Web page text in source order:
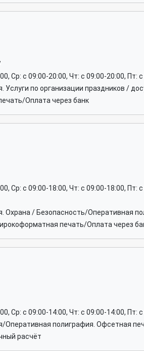
Ср: c 09:00-20:00, Чт: c 09:00-20:00, Пт:
Услуги по организации праздников /
Оплата через банк
Ср: c 09:00-18:00, Чт: c 09:00-18:00,
Охрана / Безопасность/Оперативная
печать/Оплата через
Ср: c 09:00-14:00, Чт: c 09:00-14:00, Пт:
полиграфия. Офсетная
расчёт